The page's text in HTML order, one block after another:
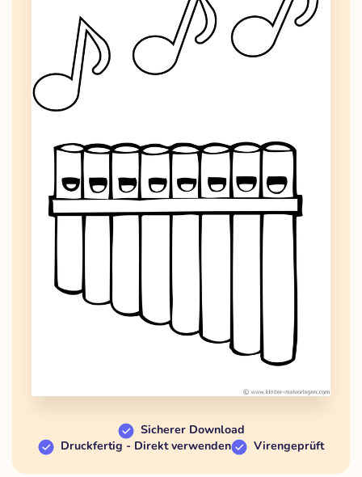
Sicherer Download
Druckfertig - Direkt verwenden
Virengeprüft